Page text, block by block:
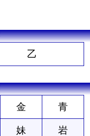
乙
金 青
妹 岩